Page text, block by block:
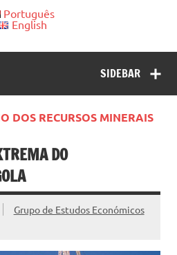
Português
English
SIDEBAR
DOS RECURSOS MINERAIS
DO
Grupo de Estudos Económicos